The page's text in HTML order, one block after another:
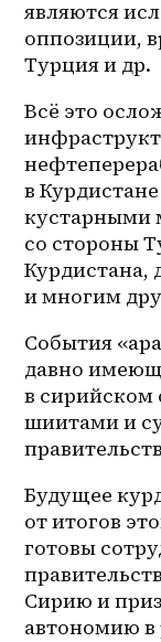
являются
оппозиции,
Турция и др.
Всё это
в
кустарными
со стороны
Курдистана,
и многим
События
давно
в
шиитами и
Будущее
от итогов
готовы
Сирию и
автономию в